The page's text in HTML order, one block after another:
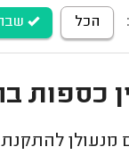
הכל
כספות